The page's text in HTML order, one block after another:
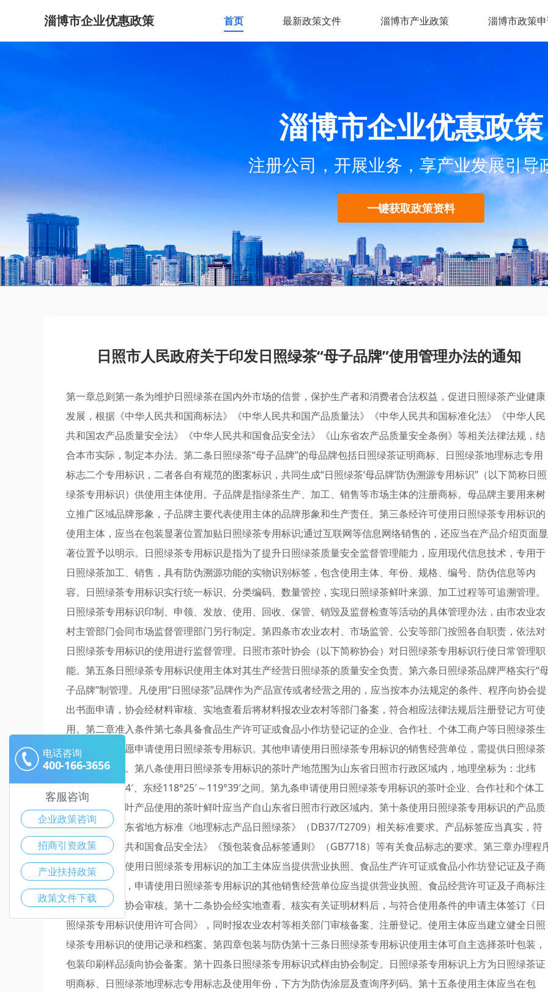
淄博市企业优惠政策 首页 最新政策文件 淄博市产业政策 淄博市政策
淄博市企业优惠政策
注册公司，开展业务，享产业发展引导
一键获取政策资料
日照市人民政府关于印发日照绿茶“母子品牌”使用管理办法的通知
第一章总则第一条为维护日照绿茶在国内外市场的信誉，保护生产者和消费者合法权益，促进日照绿茶产业健康
发展，根据《中华人民共和国商标法》《中华人民共和国产品质量法》《中华人民共和国标准化法》《中华人民
共和国农产品质量安全法》《中华人民共和国食品安全法》《山东省农产品质量安全条例》等相关法律法规，结
合本市实际，制定本办法。第二条日照绿茶“母子品牌”的母品牌包括日照绿茶证明商标、日照绿茶地理标志专用
标志二个专用标识，二者各自有规范的图案标识，共同生成“日照绿茶‘母品牌’防伪溯源专用标识”（以下简称日照
绿茶专用标识）供使用主体使用。子品牌是指绿茶生产、加工、销售等市场主体的注册商标。母品牌主要用来树
立推广区域品牌形象，子品牌主要代表使用主体的品牌形象和生产责任。第三条经许可使用日照绿茶专用标识的
使用主体，应当在包装显著位置加贴日照绿茶专用标识;通过互联网等信息网络销售的，还应当在产品介绍页面显
著位置予以明示。日照绿茶专用标识是指为了提升日照绿茶质量安全监督管理能力，应用现代信息技术，专用于
日照绿茶加工、销售，具有防伪溯源功能的实物识别标签，包含使用主体、年份、规格、编号、防伪信息等内
容。日照绿茶专用标识实行统一标识、分类编码、数量管控，实现日照绿茶鲜叶来源、加工过程等可追溯管理。
日照绿茶专用标识印制、申领、发放、使用、回收、保管、销毁及监督检查等活动的具体管理办法，由市农业农
村主管部门会同市场监督管理部门另行制定。第四条市农业农村、市场监管、公安等部门按照各自职责，依法对
日照绿茶专用标识的使用进行监督管理。日照市茶叶协会（以下简称协会）对日照绿茶专用标识行使日常管理职
能。第五条日照绿茶专用标识使用主体对其生产经营日照绿茶的质量安全负责。第六条日照绿茶品牌严格实行“
子品牌”制管理。凡使用“日照绿茶”品牌作为产品宣传或者经营之用的，应当按本办法规定的条件、程序向协会提
出书面申请，协会经材料审核、实地查看后将材料报农业农村等部门备案，符合相应法律法规后注册登记方可使
用。第二章准入条件第七条具备食品生产许可证或食品小作坊登记证的企业、合作社、个体工商户等日照绿茶生
产经营单位自愿申请使用日照绿茶专用标识。其他申请使用日照绿茶专用标识的销售经营单位，需提供日照绿茶
加工溯源证明。第八条使用日照绿茶专用标识的茶叶产地范围为山东省日照市行政区域内，地理坐标为：北纬
35°04′～36°04′、东经118°25′～119°39′之间。第九条申请使用日照绿茶专用标识的茶叶企业、合作社和个体工
商户，生产茶叶产品使用的茶叶鲜叶应当产自山东省日照市行政区域内。第十条使用日照绿茶专用标识的产品质
量应当符合山东省地方标准《地理标志产品日照绿茶》（DB37/T2709）相关标准要求。产品标签应当真实，符
合《中华人民共和国食品安全法》《预包装食品标签通则》（GB7718）等有关食品标志的要求。第三章办理程
第十一条申请使用日照绿茶专用标识的加工主体应当提供营业执照、食品生产许可证或食品小作坊登记证及子商
标注册证原件，申请使用日照绿茶专用标识的其他销售经营单位应当提供营业执照、食品经营许可证及子商标注
册证原件，供协会审核。第十二条协会经实地查看、核实有关证明材料后，与符合使用条件的申请主体签订《日
照绿茶专用标识使用许可合同》，同时报农业农村等相关部门审核备案、注册登记。使用主体应当建立健全日照
绿茶专用标识的使用记录和档案。第四章包装与防伪第十三条日照绿茶专用标识使用主体可自主选择茶叶包装，
包装印刷样品须向协会备案。第十四条日照绿茶专用标识式样由协会制定。日照绿茶专用标识上方为日照绿茶证
明商标、日照绿茶地理标志专用标志及使用年份，下方为防伪涂层及查询序列码。第十五条使用主体应当在包
电话咨询
400-166-3656
客服咨询
企业政策咨询
招商引资政策
产业扶持政策
政策文件下载